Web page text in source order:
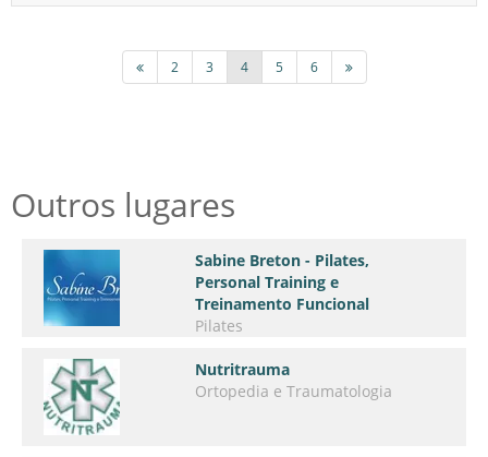
2 3 4 5 6
Outros lugares
Sabine Breton - Pilates,
Personal Training e
Treinamento Funcional
Pilates
Nutritrauma
Ortopedia e Traumatologia